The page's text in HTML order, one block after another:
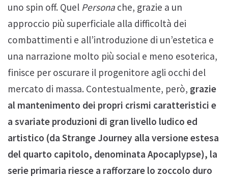
uno spin off. Quel Persona che, grazie a un
approccio più superficiale alla difficoltà dei
combattimenti e all’introduzione di un’estetica e
una narrazione molto più social e meno esoterica,
finisce per oscurare il progenitore agli occhi del
mercato di massa. Contestualmente, però, grazie
al mantenimento dei propri crismi caratteristici e
a svariate produzioni di gran livello ludico ed
artistico (da Strange Journey alla versione estesa
del quarto capitolo, denominata Apocaplypse), la
serie primaria riesce a rafforzare lo zoccolo duro